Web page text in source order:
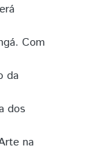
Com
da
dos
na